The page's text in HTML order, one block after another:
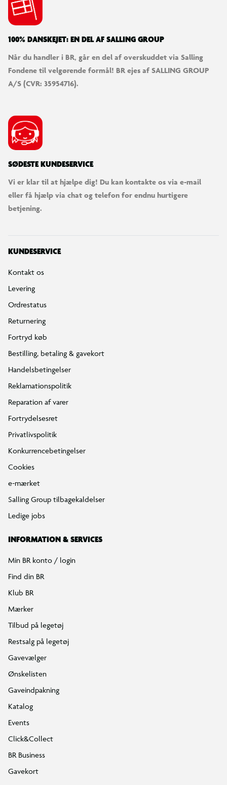
100% DANSKEJET: EN DEL AF SALLING GROUP
Når du handler i BR, går en del af overskuddet via Salling
Fondene til velgørende formål! BR ejes af SALLING GROUP
A/S (CVR: 35954716).
SØDESTE KUNDESERVICE
Vi er klar til at hjælpe dig! Du kan kontakte os via e-mail
eller få hjælp via chat og telefon for endnu hurtigere
betjening.
KUNDESERVICE
Kontakt os
Levering
Ordrestatus
Returnering
Fortryd køb
Bestilling, betaling & gavekort
Handelsbetingelser
Reklamationspolitik
Reparation af varer
Fortrydelsesret
Privatlivspolitik
Konkurrencebetingelser
Cookies
e-mærket
Salling Group tilbagekaldelser
Ledige jobs
INFORMATION & SERVICES
Min BR konto / login
Find din BR
Klub BR
Mærker
Tilbud på legetøj
Restsalg på legetøj
Gavevælger
Ønskelisten
Gaveindpakning
Katalog
Events
Click&Collect
BR Business
Gavekort